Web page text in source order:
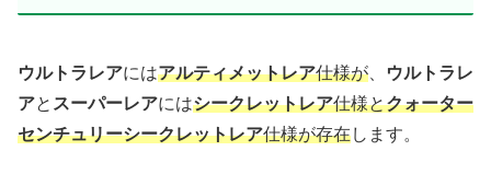
ウルトラレアにはアルティメットレア仕様が
ウルトラレ
アと スーパーレアにはシークレットレア仕様とクォーター
センチュリーシークレットレア仕様が存在します。